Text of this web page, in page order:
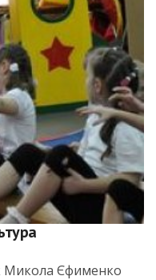
Микола Єфименко